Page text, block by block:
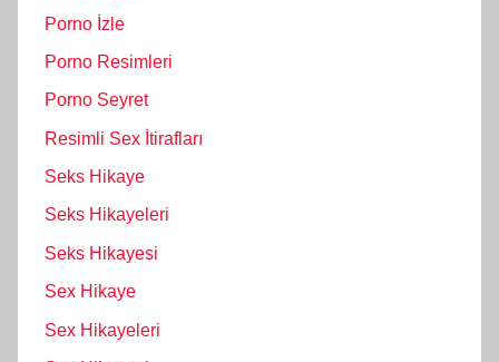
Porno İzle
Porno Resimleri
Porno Seyret
Resimli Sex İtirafları
Seks Hikaye
Seks Hikayeleri
Seks Hikayesi
Sex Hikaye
Sex Hikayeleri